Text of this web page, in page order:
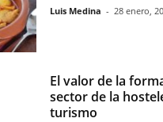
Luis Medina - 28 enero,
El valor de la
sector de la
turismo